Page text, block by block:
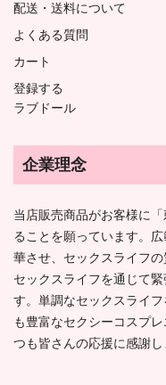
配送・送料について
よくある質問
カート
登録する
ラブドール
企業理念
当店販売商品がお客様に
ることを願っています。
華させ、セックスライフ
セックスライフを通じて
す。単調なセックスライ
も豊富なセクシーコスプ
つも皆さんの応援に感謝し